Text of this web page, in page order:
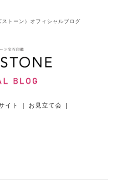
トーン）オフィシャルブログ
イト お見立て会